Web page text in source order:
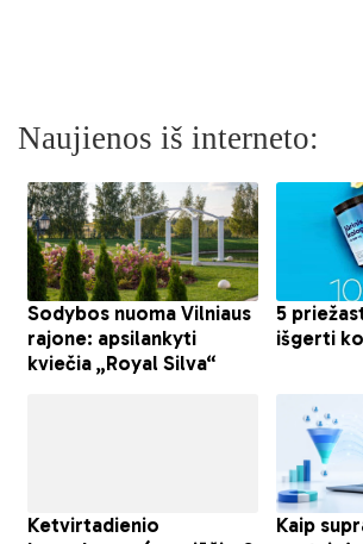
Naujienos iš interneto: